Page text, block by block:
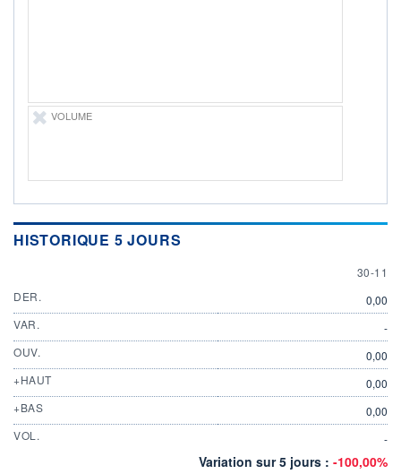
Non éligible
Boursobank
VOLUME
HISTORIQUE 5 JOURS
30
30-11
DER.
0,00
VAR.
-
OUV.
0,00
+HAUT
0,00
+BAS
0,00
VOL.
-
Variation sur 5 jours : -100,00%